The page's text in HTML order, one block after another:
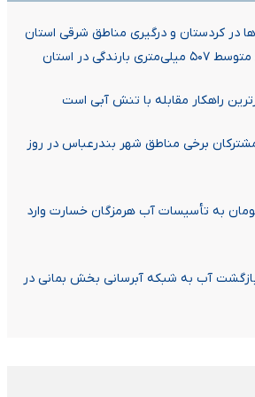
در کردستان و درگیری مناطق شرقی استان
در استان
راهکار مقابله با تنش آبی است
آب مشترکان برخی مناطق شهر بندرعباس در روز
میلیارد تومان به تأسیسات آب هرمزگان خسارت وارد
آب به شبکه آبرسانی بخش بمانی در